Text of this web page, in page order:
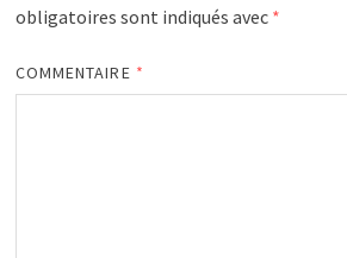
obligatoires sont indiqués avec *
COMMENTAIRE *